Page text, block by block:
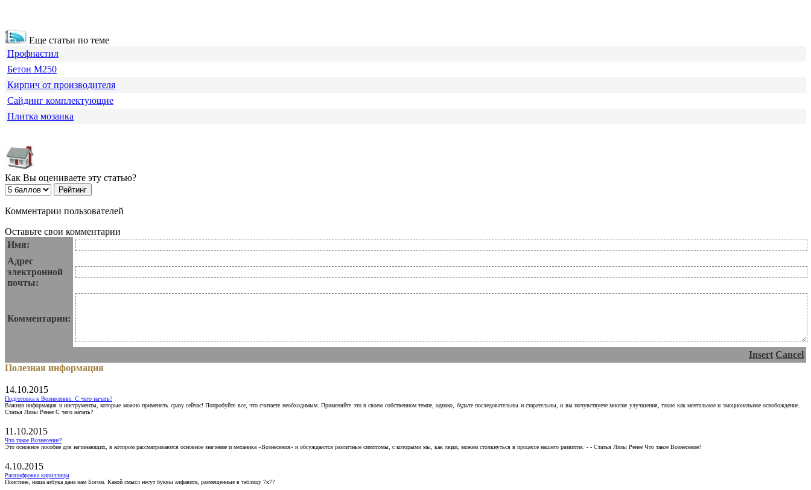
Еще статьи по теме
Профнастил
Бетон М250
Кирпич от производителя
Сайдинг комплектующие
Плитка мозаика
Как Вы оцениваете эту статью?
Комментарии пользователей
Оставьте свои комментарии
Имя:
Адрес
электронной
почты:
Комментарии:
Insert Cancel
Полезная информация
14.10.2015
Подготовка к Вознесению. С чего начать?
Важная информация и инструменты, которые можно применять сразу сейчас! Попробуйте все, что считаете необходимым. Применяйте это в своем собственном темпе, однако, будьте последовательны и старательны, и вы почувствуете многие улучшения, такие как ментальное и эмоциональное освобождение.
Статья Лизы Ренее С чего начать?
11.10.2015
Что такое Вознесение?
Это основное пособие для начинающих, в котором рассматриваются основное значение и механика «Вознесения» и обсуждаются различные симптомы, с которыми мы, как люди, можем столкнуться в процессе нашего развития. - - Статья Лизы Ренее Что такое Вознесение?
4.10.2015
Расшифровка кириллицы
Поистине, наша азбука дана нам Богом. Какой смысл несут буквы алфавита, размещенные в таблицу 7х7?